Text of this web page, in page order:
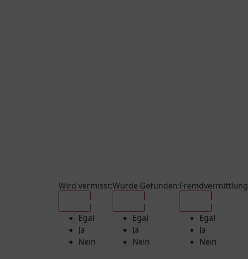
Wird vermisst:
Egal
Ja
Nein
Wurde Gefunden:
Egal
Ja
Nein
Fremdvermittlung
Egal
Ja
Nein